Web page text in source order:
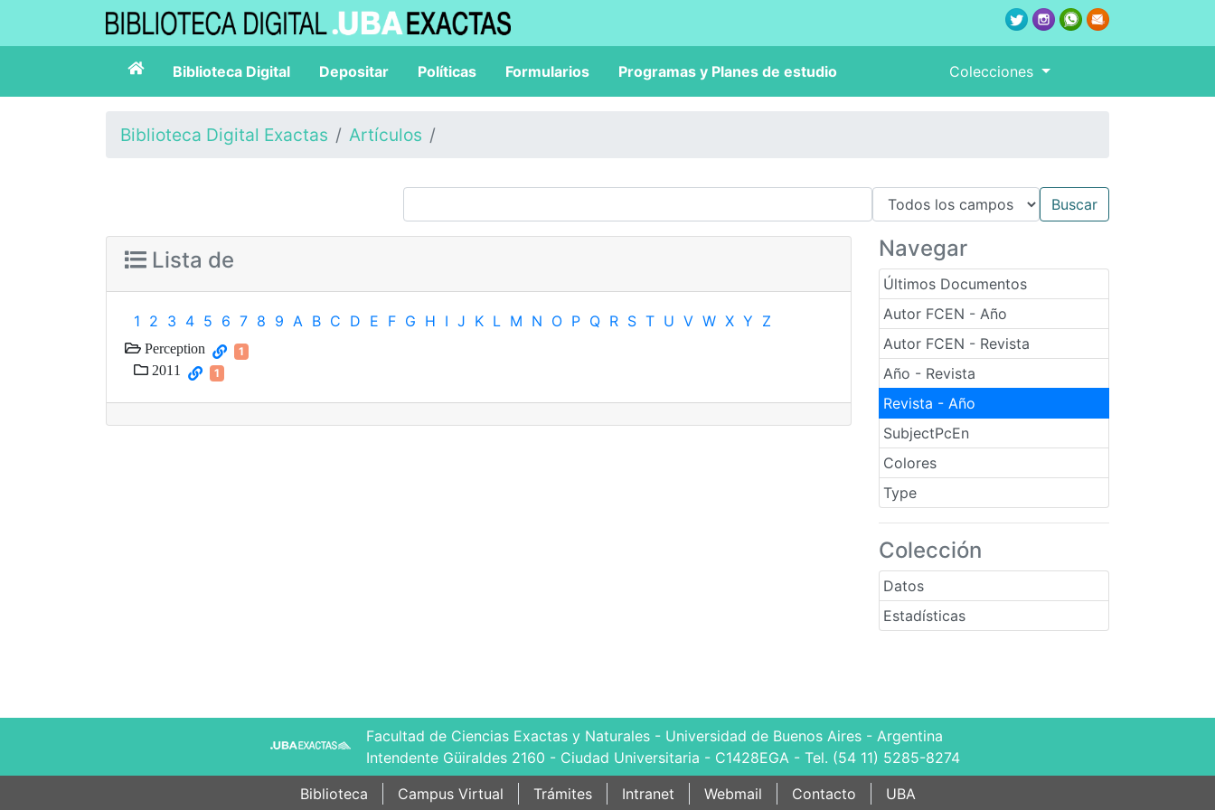
Biblioteca Digital Depositar Políticas Formularios Programas y Planes de estudio Colecciones
Biblioteca Digital Exactas Artículos
Navegar
Últimos Documentos
Autor FCEN - Año
Autor FCEN - Revista
Año - Revista
Revista - Año
SubjectPcEn
Colores
Type
Colección
Datos
Estadísticas
Lista de
1 2 3 4 5 6 7 8 9 A B C D E F G H I J K L M N O P Q R S T U V W X Y Z
Perception 1
2011 1
Facultad de Ciencias Exactas y Naturales - Universidad de Buenos Aires - Argentina
Intendente Güiraldes 2160 - Ciudad Universitaria - C1428EGA - Tel. (54 11) 5285-8274
Biblioteca
Campus Virtual Trámites Intranet Webmail Contacto UBA